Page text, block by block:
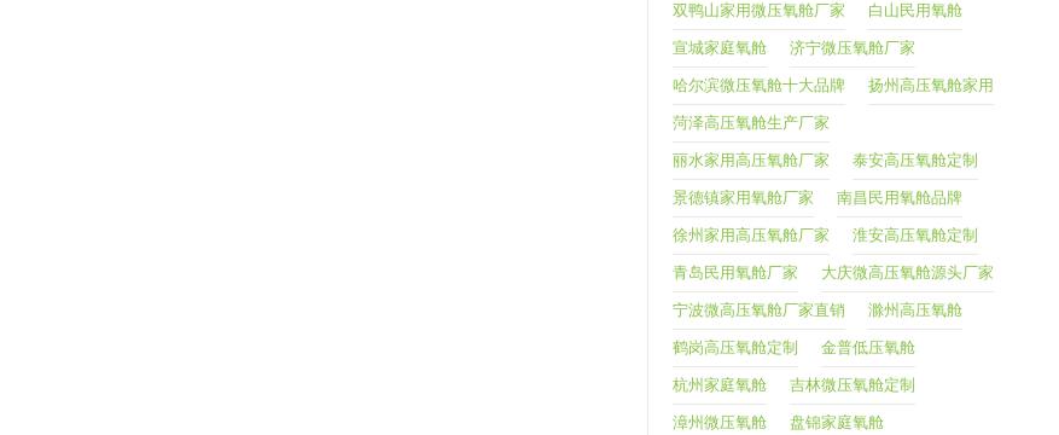
双鸭山家用微压氧舱厂家 白山民用氧舱
宣城家庭氧舱 济宁微压氧舱厂家
哈尔滨微压氧舱十大品牌 扬州高压氧舱家用
菏泽高压氧舱生产厂家
丽水家用高压氧舱厂家 泰安高压氧舱定制
景德镇家用氧舱厂家 南昌民用氧舱品牌
徐州家用高压氧舱厂家 淮安高压氧舱定制
青岛民用氧舱厂家 大庆微高压氧舱源头厂家
宁波微高压氧舱厂家直销 滁州高压氧舱
鹤岗高压氧舱定制 金普低压氧舱
杭州家庭氧舱 吉林微压氧舱定制
漳州微压氧舱 盘锦家庭氧舱